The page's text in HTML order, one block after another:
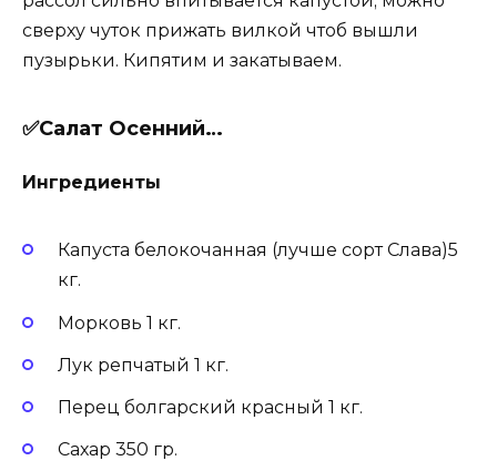
сверху чуток прижать вилкой чтоб вышли
пузырьки. Кипятим и закатываем.
✅Салат Осенний…
Ингредиенты
Капуста белокочанная (лучше сорт Слава)5
кг.
Морковь 1 кг.
Лук репчатый 1 кг.
Перец болгарский красный 1 кг.
Сахар 350 гр.